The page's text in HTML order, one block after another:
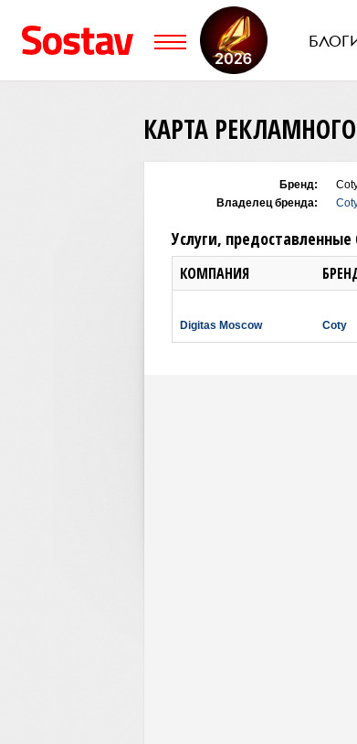
КАРТА
Бренд:
Владелец бренда:
Услуги, предоставленные
КОМПАНИЯ
Digitas Moscow Coty